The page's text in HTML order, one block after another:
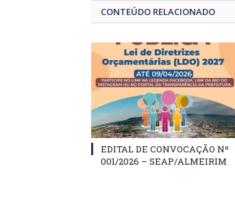
CONTEÚDO RELACIONADO
EDITAL DE CONVOCAÇÃO Nº
001/2026 – SEAP/ALMEIRIM